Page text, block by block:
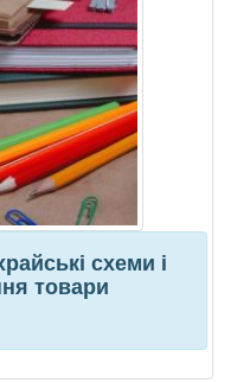
схеми і
товари